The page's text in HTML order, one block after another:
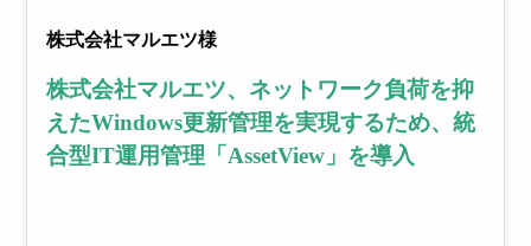
株式会社マルエツ様
株式会社マルエツ、ネットワーク負荷を抑
えたWindows更新管理を実現するため、統
合型IT運用管理「AssetView」を導入